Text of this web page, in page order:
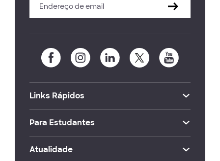
Links Rápidos
Para Estudantes
Atualidade